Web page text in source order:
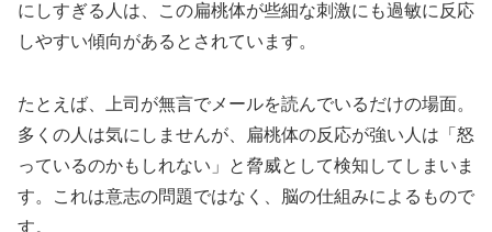
にしすぎる人は、この扁桃体が些細な刺激にも過敏に反応
しやすい傾向があるとされています。
たとえば、上司が無言でメールを読んでいるだけの場面。
多くの人は気にしませんが、扁桃体の反応が強い人は「怒
っているのかもしれない」と脅威として検知してしまいま
す。これは意志の問題ではなく、脳の仕組みによるもので
す。